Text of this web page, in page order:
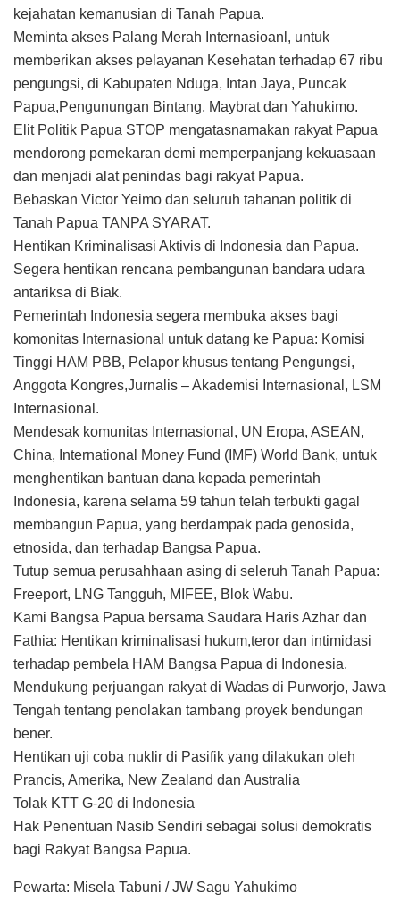
kejahatan kemanusian di Tanah Papua.
Meminta akses Palang Merah Internasioanl, untuk
memberikan akses pelayanan Kesehatan terhadap 67 ribu
pengungsi, di Kabupaten Nduga, Intan Jaya, Puncak
Papua,Pengunungan Bintang, Maybrat dan Yahukimo.
Elit Politik Papua STOP mengatasnamakan rakyat Papua
mendorong pemekaran demi memperpanjang kekuasaan
dan menjadi alat penindas bagi rakyat Papua.
Bebaskan Victor Yeimo dan seluruh tahanan politik di
Tanah Papua TANPA SYARAT.
Hentikan Kriminalisasi Aktivis di Indonesia dan Papua.
Segera hentikan rencana pembangunan bandara udara
antariksa di Biak.
Pemerintah Indonesia segera membuka akses bagi
komonitas Internasional untuk datang ke Papua: Komisi
Tinggi HAM PBB, Pelapor khusus tentang Pengungsi,
Anggota Kongres,Jurnalis – Akademisi Internasional, LSM
Internasional.
Mendesak komunitas Internasional, UN Eropa, ASEAN,
China, International Money Fund (IMF) World Bank, untuk
menghentikan bantuan dana kepada pemerintah
Indonesia, karena selama 59 tahun telah terbukti gagal
membangun Papua, yang berdampak pada genosida,
etnosida, dan terhadap Bangsa Papua.
Tutup semua perusahhaan asing di seleruh Tanah Papua:
Freeport, LNG Tangguh, MIFEE, Blok Wabu.
Kami Bangsa Papua bersama Saudara Haris Azhar dan
Fathia: Hentikan kriminalisasi hukum,teror dan intimidasi
terhadap pembela HAM Bangsa Papua di Indonesia.
Mendukung perjuangan rakyat di Wadas di Purworjo, Jawa
Tengah tentang penolakan tambang proyek bendungan
bener.
Hentikan uji coba nuklir di Pasifik yang dilakukan oleh
Prancis, Amerika, New Zealand dan Australia
Tolak KTT G-20 di Indonesia
Hak Penentuan Nasib Sendiri sebagai solusi demokratis
bagi Rakyat Bangsa Papua.
Pewarta: Misela Tabuni / JW Sagu Yahukimo